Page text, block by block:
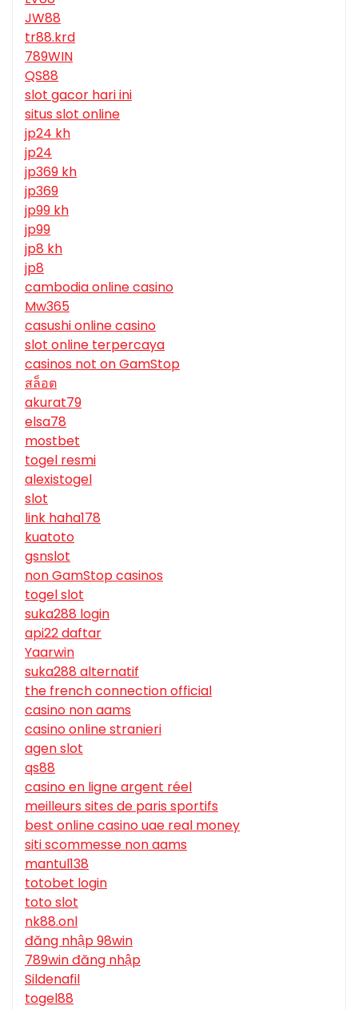
JW88
tr88.krd
789WIN
QS88
slot gacor hari ini
situs slot online
jp24 kh
jp24
jp369 kh
jp369
jp99 kh
jp99
jp8 kh
jp8
cambodia online casino
Mw365
casushi online casino
slot online terpercaya
casinos not on GamStop
สล็อต
akurat79
elsa78
mostbet
togel resmi
alexistogel
slot
link haha178
kuatoto
gsnslot
non GamStop casinos
togel slot
suka288 login
api22 daftar
Yaarwin
suka288 alternatif
the french connection official
casino non aams
casino online stranieri
agen slot
qs88
casino en ligne argent réel
meilleurs sites de paris sportifs
best online casino uae real money
siti scommesse non aams
mantul138
totobet login
toto slot
nk88.onl
đăng nhập 98win
789win đăng nhập
Sildenafil
togel88